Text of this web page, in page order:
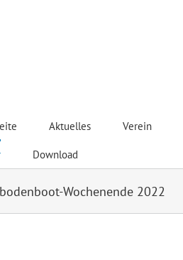
Aktuelles Verein
Download
Wochenende 2022